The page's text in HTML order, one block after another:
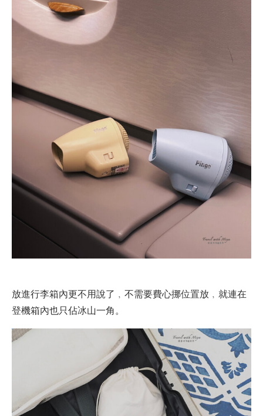
放進行李箱內更不用說了﹐不需要費心挪位置放﹐就連在
登機箱內也只佔冰山一角。